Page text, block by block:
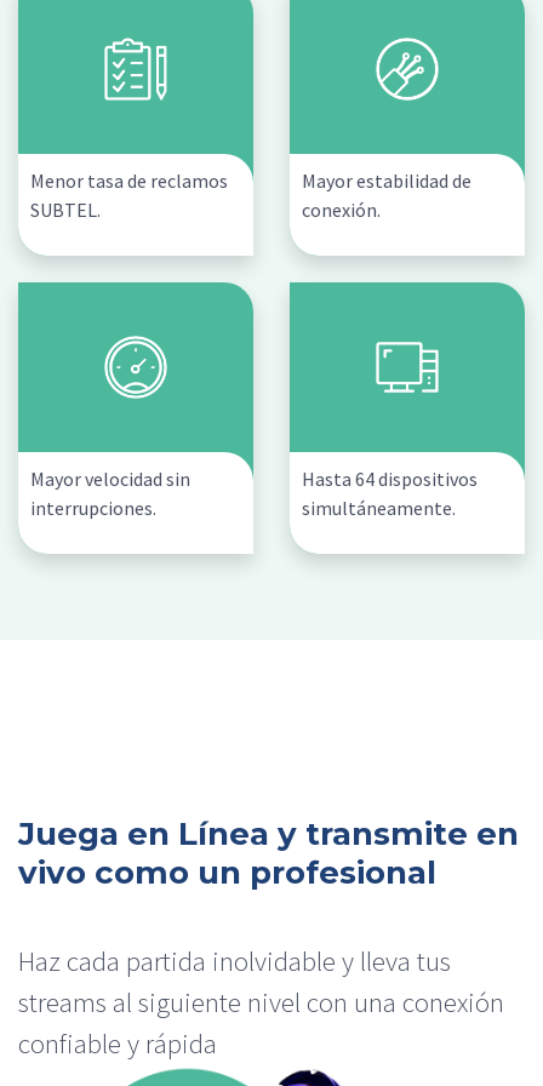
Menor tasa de reclamos
SUBTEL.
Mayor estabilidad de
conexión.
Mayor velocidad sin
interrupciones.
Hasta 64 dispositivos
simultáneamente.
Juega en Línea y transmite en
vivo como un profesional
Haz cada partida inolvidable y lleva tus
streams al siguiente nivel con una conexión
confiable y rápida​